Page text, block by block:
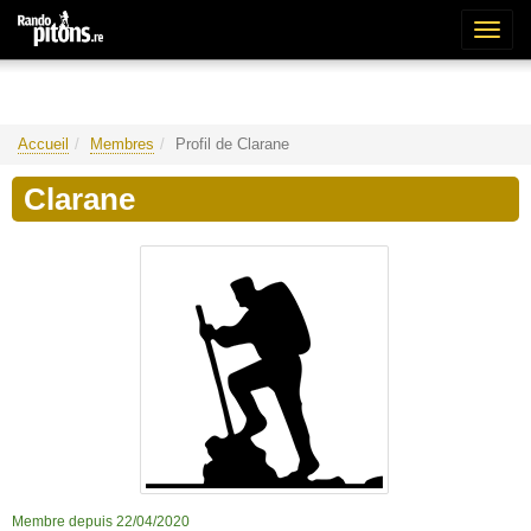
Accueil Membres Profil de Clarane
Clarane
Membre depuis 22/04/2020